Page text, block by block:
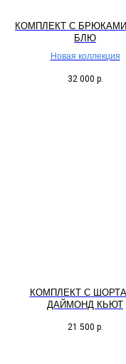
КОМПЛЕКТ С
БЛЮ
Новая коллекция
32 000 р.
КОМПЛЕКТ С
ДАЙМОНД КЬЮТ
21 500 р.